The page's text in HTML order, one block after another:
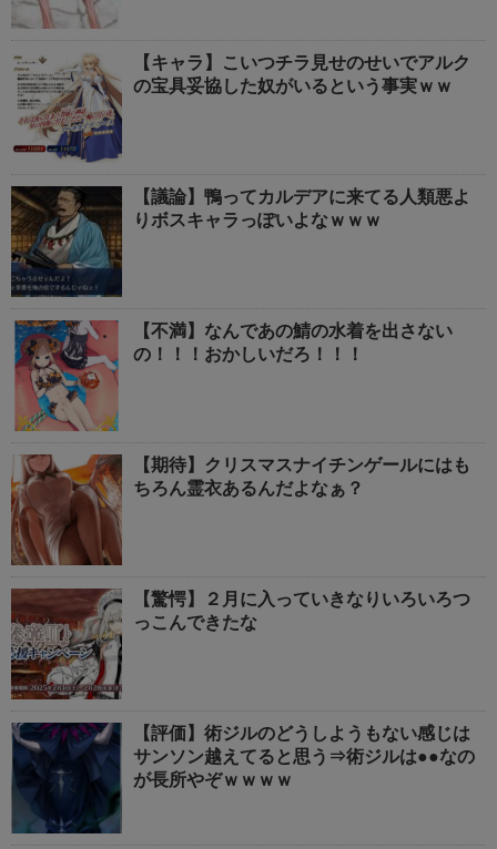
【キャラ】こいつチラ見せのせいでアルク
の宝具妥協した奴がいるという事実ｗｗ
【議論】鴨ってカルデアに来てる人類悪よ
りボスキャラっぽいよなｗｗｗ
【不満】なんであの鯖の水着を出さない
の！！！おかしいだろ！！！
【期待】クリスマスナイチンゲールにはも
ちろん霊衣あるんだよなぁ？
【驚愕】２月に入っていきなりいろいろつ
っこんできたな
【評価】術ジルのどうしようもない感じは
サンソン越えてると思う⇒術ジルは●●なの
が長所やぞｗｗｗｗ